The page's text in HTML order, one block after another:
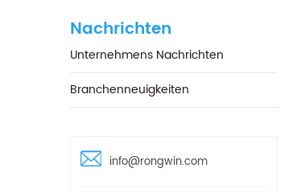
Nachrichten
Unternehmens Nachrichten
Branchenneuigkeiten
info@rongwin.com